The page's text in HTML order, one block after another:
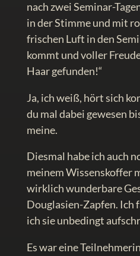
nach zwei Seminar-
in der Stimme und mit
frischen Luft in den
kommt und voller
Haar gefunden!“
Ja, ich weiß, hört sich
du mal dabei gewesen
meine.
Diesmal habe ich auch
meinem Wissenskoffer
wirklich wunderbare
Douglasien-Zapfen. Ich
ich sie unbedingt
Es war eine